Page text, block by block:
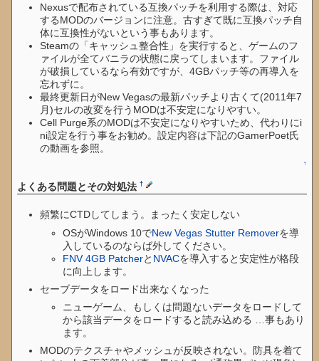
Nexusで配布されている互換パッチを利用する際は、対応
するMODのバージョンに注意。古すぎて既に互換パッチ自
体に互換性がないという事もあります。
Steamの「キャッシュ整合性」を実行すると、ゲームのフ
ァイルが全てバニラの状態に戻ってしまいます。ファイル
が破損しているなら有効ですが、4GBパッチ等の再導入を
忘れずに。
最終更新日がNew Vegasの最新パッチより古くて(2011年7
月)セルの改変を行うMODは不安定になりやすい。
Cell Purge系のMODは不安定になりやすいため、代わりにi
ni設定を行う事をお勧め。設定内容は下記のGamerPoet氏
の動画を参照。
↑
よくある問題とその対処法†
頻繁にCTDしてしまう。まったく安定しない
OSがWindows 10でNew Vegas Stutter Removerを導
入しているのならば外してください。
FNV 4GB Patcherと NVACを導入すると安定性が格段
に向上します。
セーブデータをロード出来なくなった
ニューゲーム、もしくは問題ないデータをロードして
から該当データをロードすると読み込める …事もあり
ます。
MODのテクスチャやメッシュが反映されない。防具を着て